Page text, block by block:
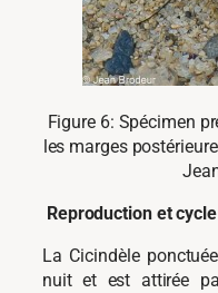
Figure 6: Spécimen
les marges
Reproduction et
La Cicindèle
nuit et est attirée